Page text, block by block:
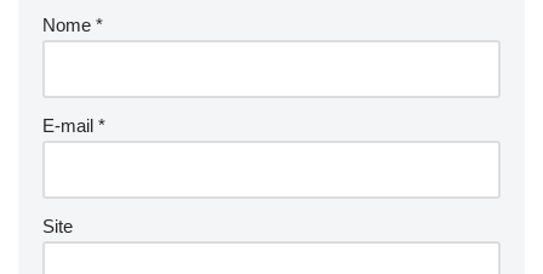
Nome *
E-mail *
Site